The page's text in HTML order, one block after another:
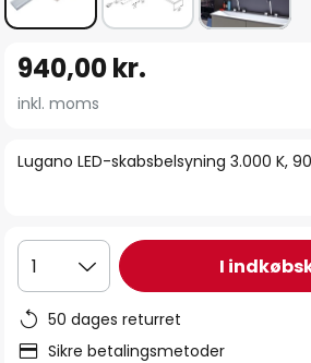
starten
billedgalleriet
Lugano LED-skabsbelsyning 3.000 K,
940,00 kr.
inkl. moms
1 I
50 dages returret
Sikre betalingsmetoder